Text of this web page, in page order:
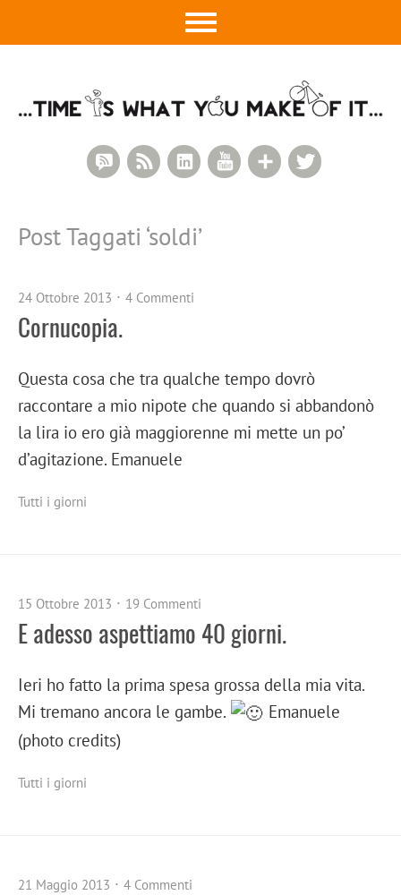
Google+
YouTube
LinkedIn
RSS Feed
RSS Comments
Post Taggati ‘soldi’
24 Ottobre 2013 4 Commenti
Cornucopia.
Questa cosa che tra qualche tempo dovrò
raccontare a mio nipote che quando si abbandonò
la lira io ero già maggiorenne mi mette un po’
d’agitazione. Emanuele
Tutti i giorni
15 Ottobre 2013 19 Commenti
E adesso aspettiamo 40 giorni.
Ieri ho fatto la prima spesa grossa della mia vita.
Mi tremano ancora le gambe.
Emanuele
(photo credits)
Tutti i giorni
21 Maggio 2013 4 Commenti